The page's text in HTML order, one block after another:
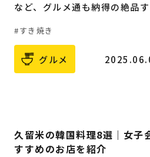
など、グルメ通も納得の絶品
すき焼き
グルメ
久留米の韓国料理8選｜女子
すすめのお店を紹介